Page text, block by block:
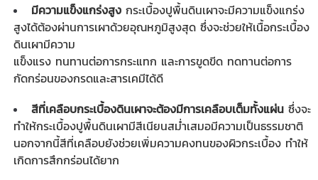
มีความแข็งแกร่งสูง กระเบื้องปูพื้นดินเผาจะมีความแข็งแกร่ง
สูงได้ต้องผ่านการเผาด้วยอุณหภูมิสูงสุด ซึ่งจะช่วยให้เนื้อกระเบื้อง
ดินเผามีความ
แข็งแรง ทนทานต่อการกระแทก และการขูดขีด ทดทานต่อการ
กัดกร่อนของกรดและสารเคมีได้ดี
สีที่เคลือบกระเบื้องดินเผาจะต้องมีการเคลือบเต็มทั้งแผ่น ซึ่งจะ
ทำให้กระเบื้องปูพื้นดินเผามีสีเนียนสม่ำเสมอมีความเป็นธรรมชาติ
นอกจากนี้สีที่เคลือบยังช่วยเพิ่มความคงทนของผิวกระเบื้อง ทำให้
เกิดการสึกกร่อนได้ยาก